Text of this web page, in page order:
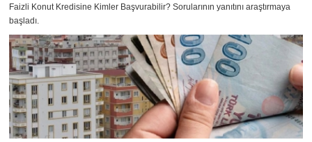
Faizli Konut Kredisine Kimler Başvurabilir? Sorularının yanıtını araştırmaya
başladı.